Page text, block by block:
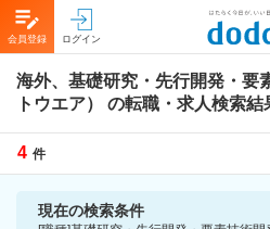
会員登録 ログイン
海外、基礎研究・先行開発・要
トウエア）
の転職・求人検索結
4 件
現在の検索条件